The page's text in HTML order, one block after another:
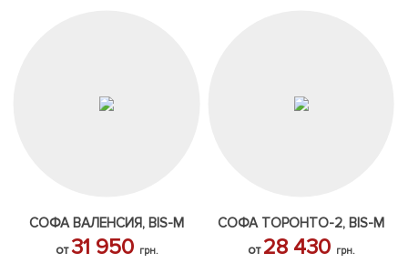
СОФА ВАЛЕНСИЯ, BIS-M
от31 950 грн.
СОФА ТОРОНТО-2, BIS-M
от 28 430 грн.